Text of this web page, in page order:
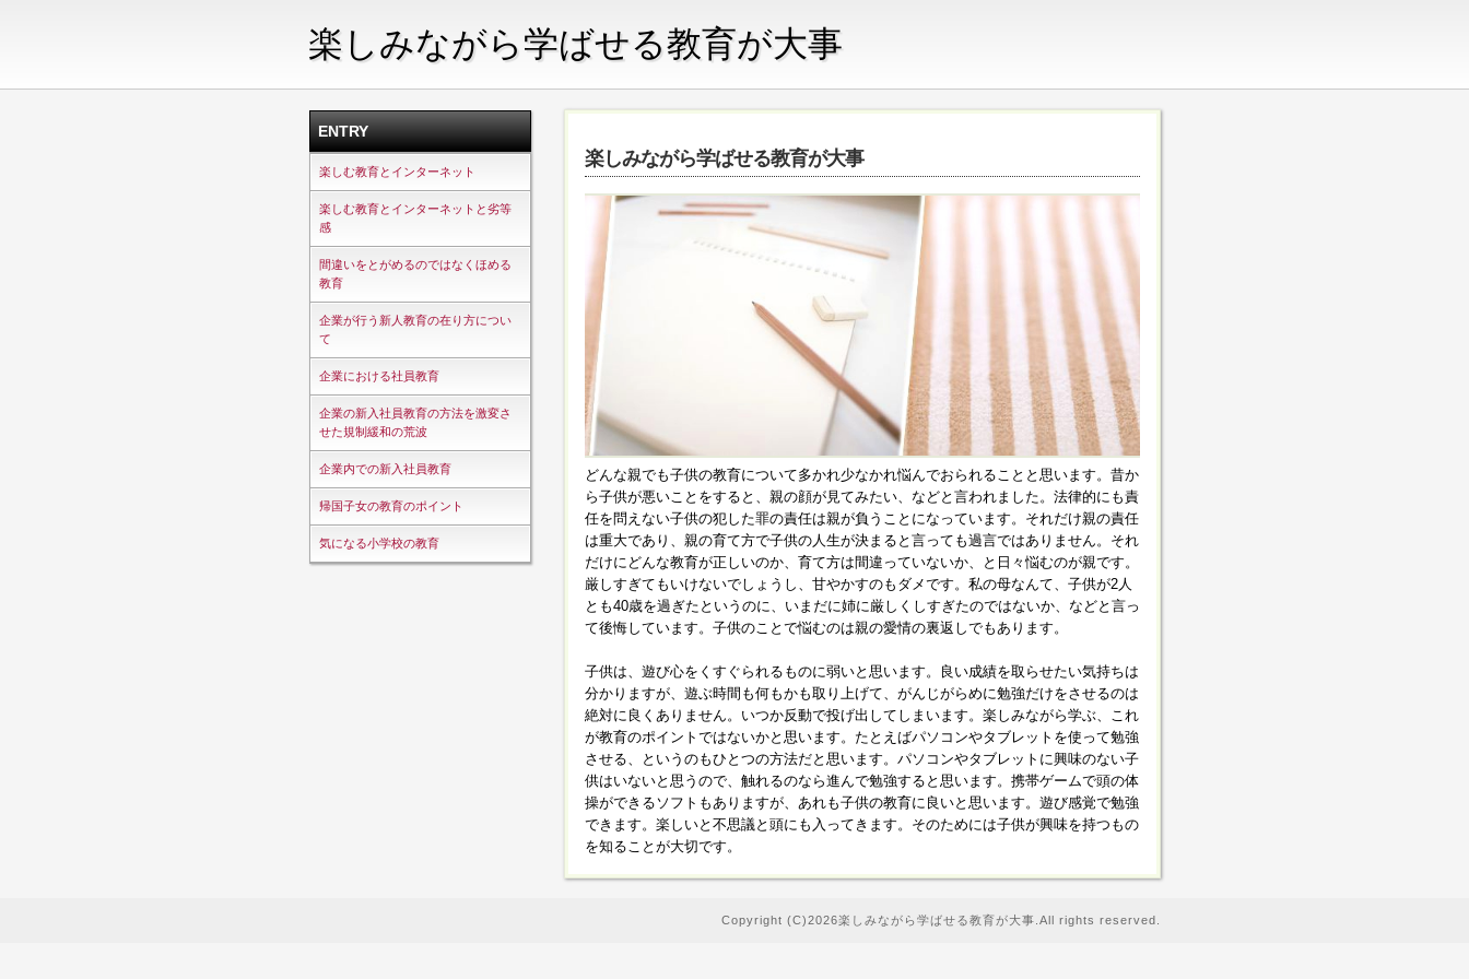
楽しみながら学ばせる教育が大事
ENTRY
楽しむ教育とインターネット
楽しむ教育とインターネットと劣等
感
間違いをとがめるのではなくほめる
教育
企業が行う新人教育の在り方につい
て
企業における社員教育
企業の新入社員教育の方法を激変さ
せた規制緩和の荒波
企業内での新入社員教育
帰国子女の教育のポイント
気になる小学校の教育
楽しみながら学ばせる教育が大事
どんな親でも子供の教育について多かれ少なかれ悩んでおられることと思います。昔か
ら子供が悪いことをすると、親の顔が見てみたい、などと言われました。法律的にも責
任を問えない子供の犯した罪の責任は親が負うことになっています。それだけ親の責任
は重大であり、親の育て方で子供の人生が決まると言っても過言ではありません。それ
だけにどんな教育が正しいのか、育て方は間違っていないか、と日々悩むのが親です。
厳しすぎてもいけないでしょうし、甘やかすのもダメです。私の母なんて、子供が2人
とも40歳を過ぎたというのに、いまだに姉に厳しくしすぎたのではないか、などと言っ
て後悔しています。子供のことで悩むのは親の愛情の裏返しでもあります。
子供は、遊び心をくすぐられるものに弱いと思います。良い成績を取らせたい気持ちは
分かりますが、遊ぶ時間も何もかも取り上げて、がんじがらめに勉強だけをさせるのは
絶対に良くありません。いつか反動で投げ出してしまいます。楽しみながら学ぶ、これ
が教育のポイントではないかと思います。たとえばパソコンやタブレットを使って勉強
させる、というのもひとつの方法だと思います。パソコンやタブレットに興味のない子
供はいないと思うので、触れるのなら進んで勉強すると思います。携帯ゲームで頭の体
操ができるソフトもありますが、あれも子供の教育に良いと思います。遊び感覚で勉強
できます。楽しいと不思議と頭にも入ってきます。そのためには子供が興味を持つもの
を知ることが大切です。
Copyright (C)2026楽しみながら学ばせる教育が大事.All rights reserved.